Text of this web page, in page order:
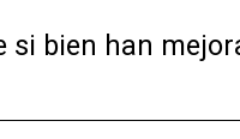
bien han